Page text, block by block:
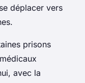
déplacer vers
prisons
avec la